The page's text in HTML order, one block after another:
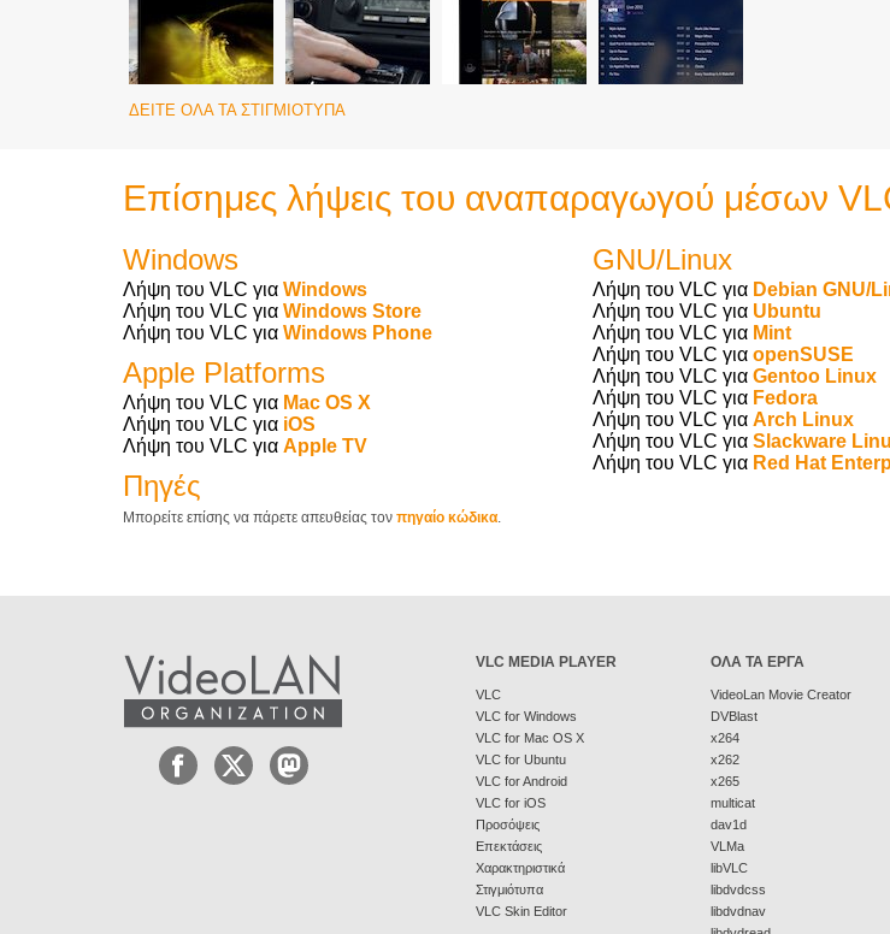
ΔΕΊΤΕ ΌΛΑ ΤΑ ΣΤΙΓΜΙΌΤΥΠΑ
Επίσημες λήψεις του αναπαραγωγού μέσων
Windows
Λήψη του VLC για Windows
Λήψη του VLC για Windows Store
Λήψη του VLC για Windows Phone
Apple Platforms
Λήψη του VLC για Mac OS X
Λήψη του VLC για iOS
Λήψη του VLC για Apple TV
Πηγές
Μπορείτε επίσης να πάρετε απευθείας τον πηγαίο κώδικα.
GNU/Linux
Λήψη του VLC για Debian GNU/
Λήψη του VLC για Ubuntu
Λήψη του VLC για Mint
Λήψη του VLC για openSUSE
Λήψη του VLC για Gentoo Linux
Λήψη του VLC για Fedora
Λήψη του VLC για Arch Linux
Λήψη του VLC για Slackware
Λήψη του VLC για Red Hat
VLC MEDIA PLAYER
VLC
VLC for Windows
VLC for Mac OS X
VLC for Ubuntu
VLC for Android
VLC for iOS
Προσόψεις
Επεκτάσεις
Χαρακτηριστικά
Στιγμιότυπα
VLC Skin Editor
ΌΛΑ ΤΑ ΈΡΓΑ
VideoLan Movie Creator
DVBlast
x264
x262
x265
multicat
dav1d
VLMa
libVLC
libdvdcss
libdvdnav